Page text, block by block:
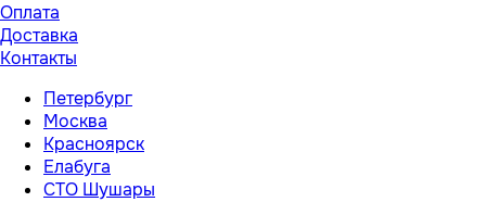
Оплата
Доставка
Контакты
Петербург
Москва
Красноярск
Елабуга
СТО Шушары